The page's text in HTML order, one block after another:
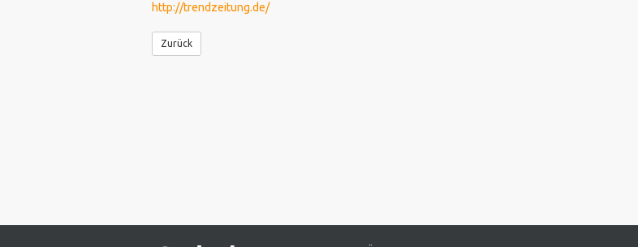
http://trendzeitung.de/
Zurück